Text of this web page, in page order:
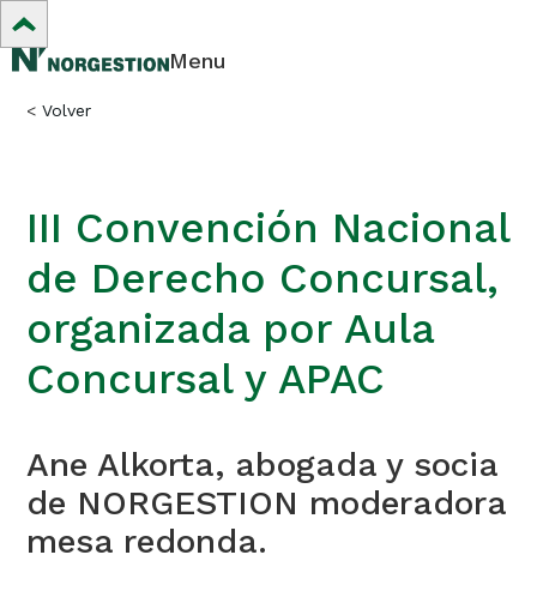
Menu
< Volver
III Convención Nacional
de Derecho Concursal,
organizada por Aula
Concursal y APAC
Ane Alkorta, abogada y socia
de NORGESTION moderadora
mesa redonda.